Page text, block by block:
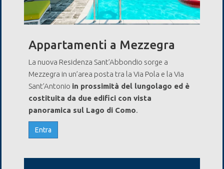
Appartamenti a Mezzegra
La nuova Residenza Sant’Abbondio sorge a
Mezzegra in un’area posta tra la Via Pola e la Via
Sant’Antonio in prossimità del lungolago ed è
costituita da due edifici con vista
panoramica sul Lago di Como.
Entra